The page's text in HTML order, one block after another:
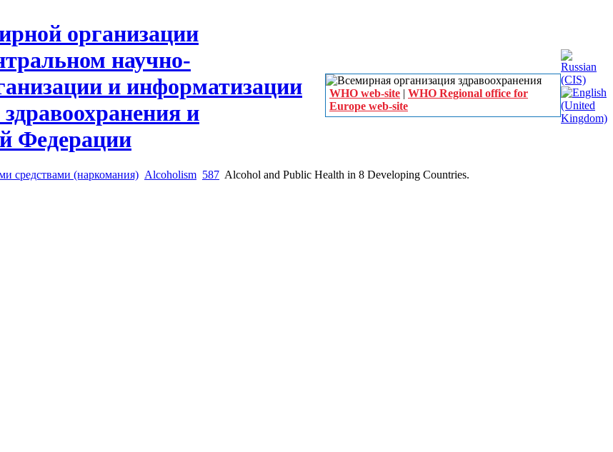
WHO web-site | WHO Regional office for
Europe web-site
средствами (наркомания) Alcoholism 587 Alcohol and Public Health in 8 Developing Countries.